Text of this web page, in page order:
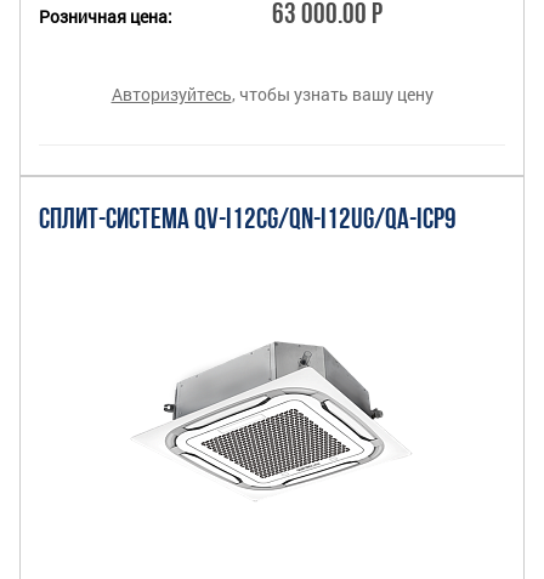
Розничная цена:
63 000.00 Р
Авторизуйтесь, чтобы узнать вашу цену
СПЛИТ-СИСТЕМА QV-I12CG/QN-I12UG/QA-ICP9